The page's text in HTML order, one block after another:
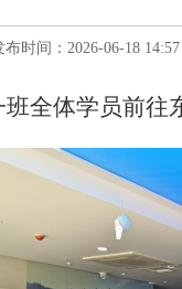
布时间：2026-06-18
全体学员前